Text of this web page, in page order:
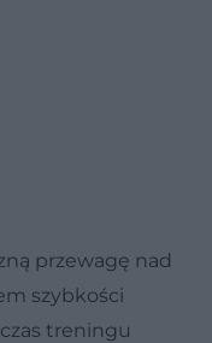
przewagę nad
szybkości
treningu